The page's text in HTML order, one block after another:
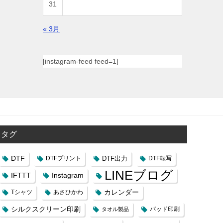
31
« 3月
[instagram-feed feed=1]
タグ
DTF DTFプリント DTF出力 DTF転写
IFTTT Instagram LINEブログ
Tシャツ あさひかわ カレンダー
シルクスクリーン印刷 タオル製品 パッド印刷